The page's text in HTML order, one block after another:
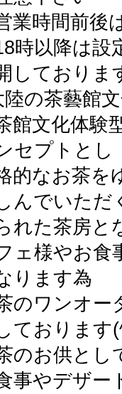
業時間前後
時以降は設
しておりま
陸の茶藝館
館文化体験
セプトとし
的なお茶を
んでいただ
れた茶房と
ェ様やお食
ります為
のワンオー
ております
のお供とし
事やデザー